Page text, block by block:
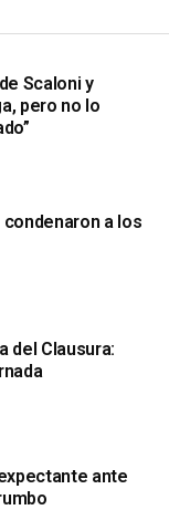
Scaloni y
pero no lo
condenaron a los
del Clausura:
ante